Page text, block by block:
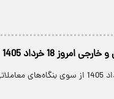
18 خرداد 1405